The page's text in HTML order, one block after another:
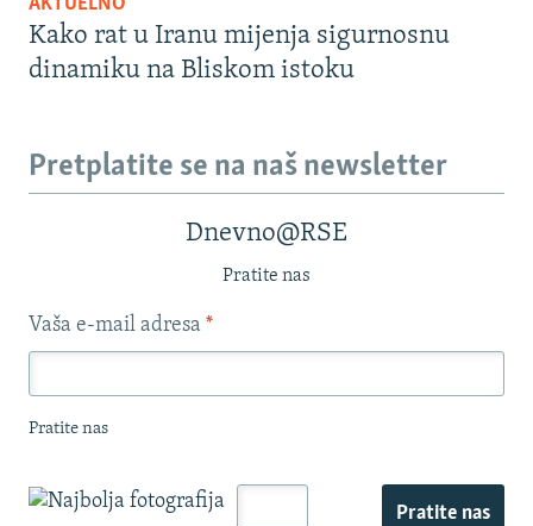
AKTUELNO
Kako rat u Iranu mijenja sigurnosnu
dinamiku na Bliskom istoku
Pretplatite se na naš newsletter
Dnevno@RSE
Pratite nas
Vaša e-mail adresa *
Pratite nas
Pratite nas